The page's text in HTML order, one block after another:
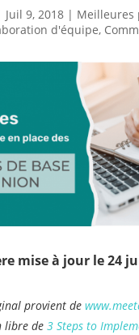
Juil 9, 2018| Meilleures
d'équipe,
mise à jour le 24
provient de
libre de 3 Steps to